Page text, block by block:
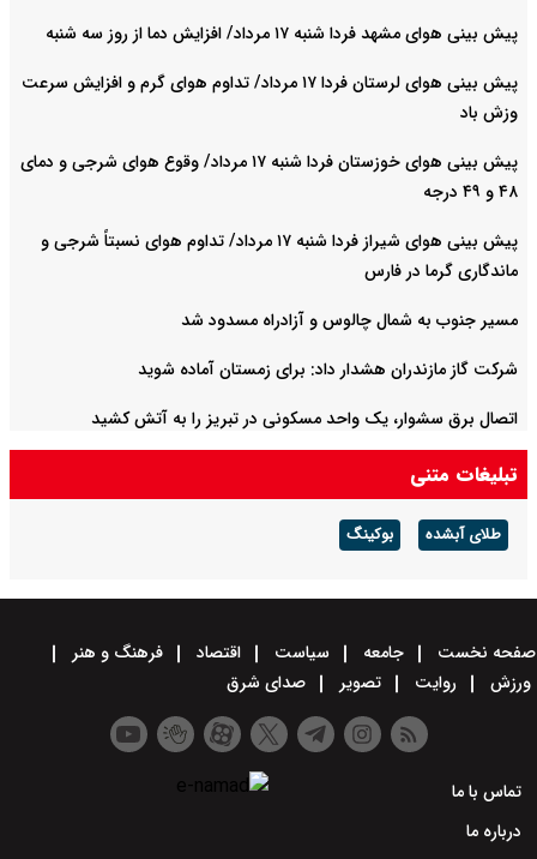
پیش بینی هوای مشهد فردا شنبه ۱۷ مرداد/ افزایش دما از روز سه شنبه
پیش بینی هوای لرستان فردا ۱۷ مرداد/ تداوم هوای گرم و افزایش سرعت
وزش باد
پیش بینی هوای خوزستان فردا شنبه ۱۷ مرداد/ وقوع هوای شرجی و دمای
۴۸ و ۴۹ درجه
پیش بینی هوای شیراز فردا شنبه ۱۷ مرداد/ تداوم هوای نسبتاً شرجی و
ماندگاری گرما در فارس
مسیر جنوب به شمال چالوس و آزادراه مسدود شد
شرکت گاز مازندران هشدار داد: برای زمستان آماده شوید
اتصال برق سشوار، یک واحد مسکونی در تبریز را به آتش کشید
تبلیغات متنی
طلای آبشده بوکینگ
صفحه نخست جامعه سیاست اقتصاد
فرهنگ و هنر
ورزش
روایت تصویر صدای شرق
تماس با ما
درباره ما